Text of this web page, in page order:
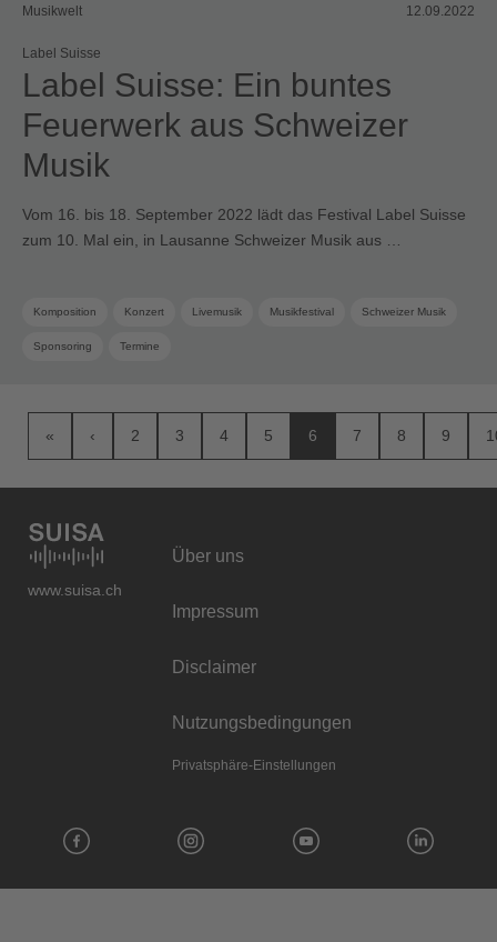
Musikwelt 12.09.2022
Label Suisse
Label Suisse: Ein buntes
Feuerwerk aus Schweizer
Musik
Vom 16. bis 18. September 2022 lädt das Festival Label Suisse
zum 10. Mal ein, in Lausanne Schweizer Musik aus …
Komposition Konzert Livemusik Musikfestival Schweizer Musik
Sponsoring Termine
« ‹ 2 3 4 5 6 7 8 9
www.suisa.ch
Über uns
Impressum
Disclaimer
Nutzungsbedingungen
Privatsphäre-Einstellungen